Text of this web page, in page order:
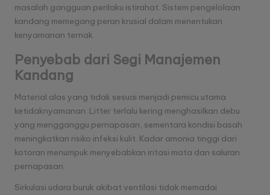
masalah gangguan perilaku istirahat. Sistem pengelolaan
kandang memegang peran krusial dalam menentukan
kenyamanan ternak.
Penyebab dari Segi Manajemen
Kandang
Material alas yang tidak sesuai menjadi pemicu utama
ketidaknyamanan. Litter terlalu kering menghasilkan debu
yang mengganggu pernapasan, sementara kondisi basah
meningkatkan risiko infeksi kulit. Kadar amonia tinggi dari
kotoran menumpuk menyebabkan iritasi mata dan saluran
pernapasan.
Sirkulasi udara buruk akibat ventilasi tidak memadai